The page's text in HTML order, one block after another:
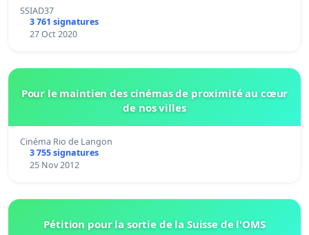
SSIAD37
3 761 signatures
27 Oct 2020
Pour le maintien des cinémas de proximité au cœur
de nos villes
Cinéma Rio de Langon
3 755 signatures
25 Nov 2012
Pétition pour la sortie de la Suisse de l'OMS